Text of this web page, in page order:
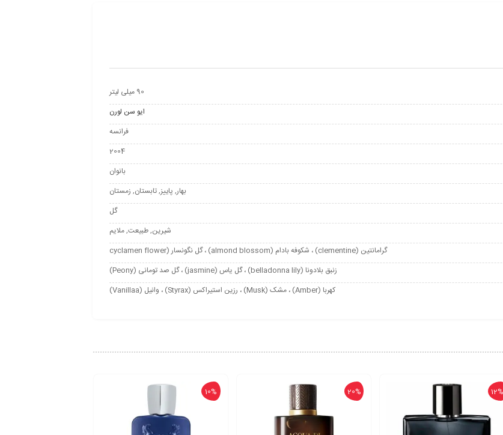
90 میلی لیتر
ایو سن لورن
فرانسه
2004
بانوان
بهار, پاییز, تابستان, زمستان
گل
شیرین, طبیعت, ملایم
گرامانتین (clementine) ، شکوفه بادام (almond blossom) ، گل نگونسار (cyclamen flower
زنبق بلادونا (belladonna lily) ، گل یاس (jasmine) ، گل صد تومانی (Peony)
کهربا (Amber) ، مشک (Musk) ، رزین استیراکس (Styrax) ، وانیل (Vanillaa)
12%
20%
10%